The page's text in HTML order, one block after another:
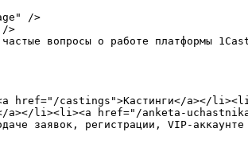
/>
/>
вопросы о работе платформы
href="/castings">Кастинги</a></
li><li><a href="/anketa-
заявок, регистрации, VIP-